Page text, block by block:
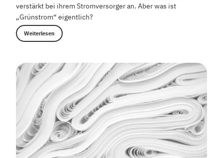
verstärkt bei ihrem Stromversorger an. Aber was ist
„Grünstrom“ eigentlich?
Weiterlesen